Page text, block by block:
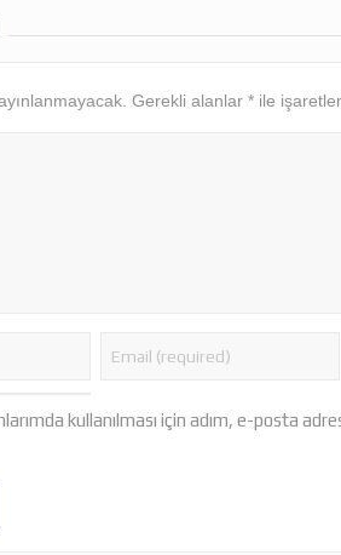
Gerekli alanlar * ile
kullanılması için adım, e-posta